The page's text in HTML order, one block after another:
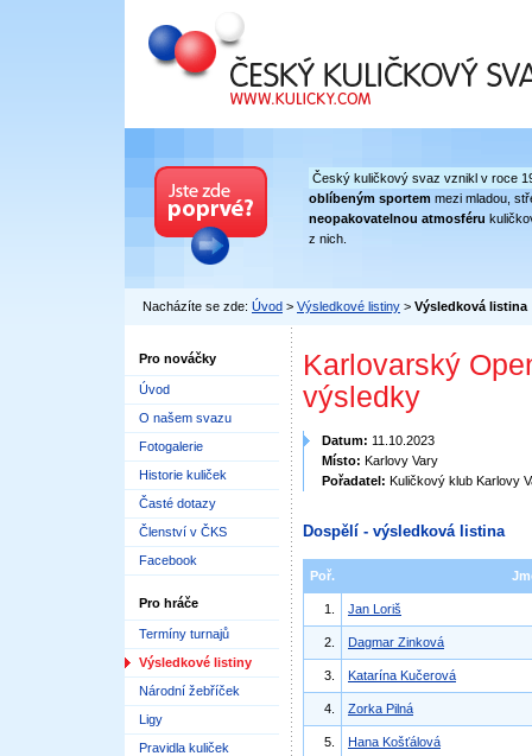
Český kuličkový svaz
Český kuličkový svaz vznikl v roce
oblíbeným sportem mezi mladou,
neopakovatelnou atmosféru
z nich.
Nacházíte se zde: Úvod > Výsledkové listiny > Výsledková listina
Pro nováčky
Úvod
O našem svazu
Fotogalerie
Historie kuliček
Časté dotazy
Členství v ČKS
Facebook
Pro hráče
Termíny turnajů
Výsledkové listiny
Národní žebříček
Ligy
Pravidla kuliček
Karlovarský
výsledky
Datum: 11.10.2023
Místo: Karlovy Vary
Pořadatel: Kuličkový klub Karlovy
Dospělí - výsledková listina
Poř.
1. Jan Loriš
2. Dagmar Zinková
3. Katarína Kučerová
4. Zorka Pilná
5. Hana Košťálová